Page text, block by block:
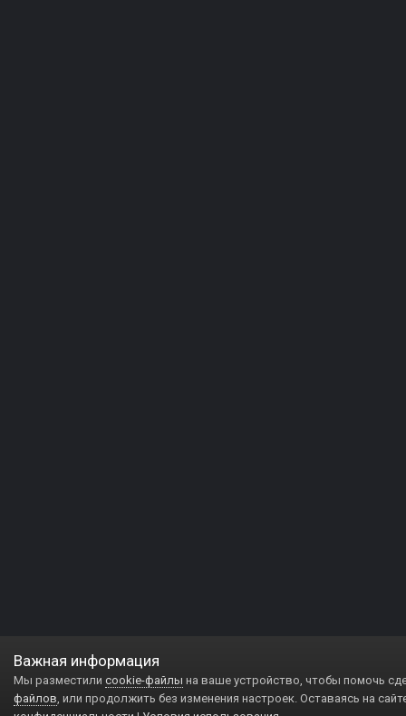
Важная информация
Мы разместили cookie-файлы на ваше устройство, чтобы помочь
файлов, или продолжить без изменения настроек. Оставаясь на